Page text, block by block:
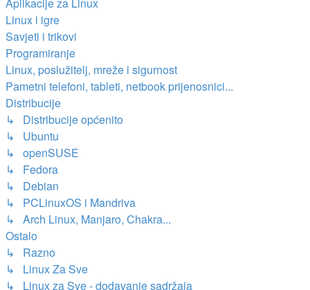
Linux i igre
Savjeti i trikovi
Programiranje
Linux, poslužitelj, mreže i sigurnost
Pametni telefoni, tableti, netbook prijenosnici...
Distribucije
↳ Distribucije općenito
↳ Ubuntu
↳ openSUSE
↳ Fedora
↳ Debian
↳ PCLinuxOS i Mandriva
↳ Arch Linux, Manjaro, Chakra...
Ostalo
↳ Razno
↳ Linux Za Sve
↳ Linux za Sve - dodavanje sadržaja